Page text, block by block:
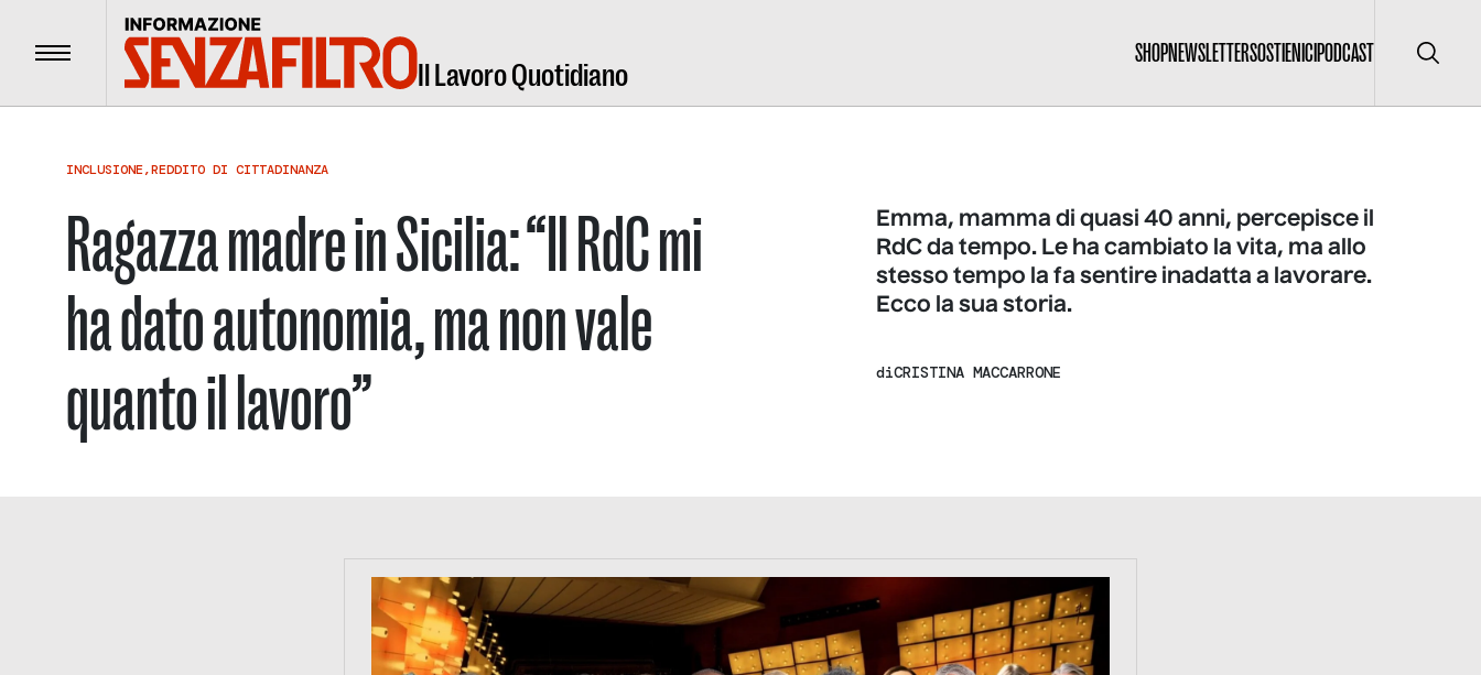
Menu Il Lavoro Quotidiano
SHOPNEWSLETTERSOSTIENICIPODCAST Cerca
INCLUSIONE,REDDITO DI CITTADINANZA
Ragazza madre in Sicilia: “Il RdC mi
ha dato autonomia, ma non vale
quanto il lavoro”
Emma, mamma di quasi 40 anni, percepisce il
RdC da tempo. Le ha cambiato la vita, ma allo
stesso tempo la fa sentire inadatta a lavorare.
Ecco la sua storia.
diCRISTINA MACCARRONE
https://tinyurl.com/363fvfm9